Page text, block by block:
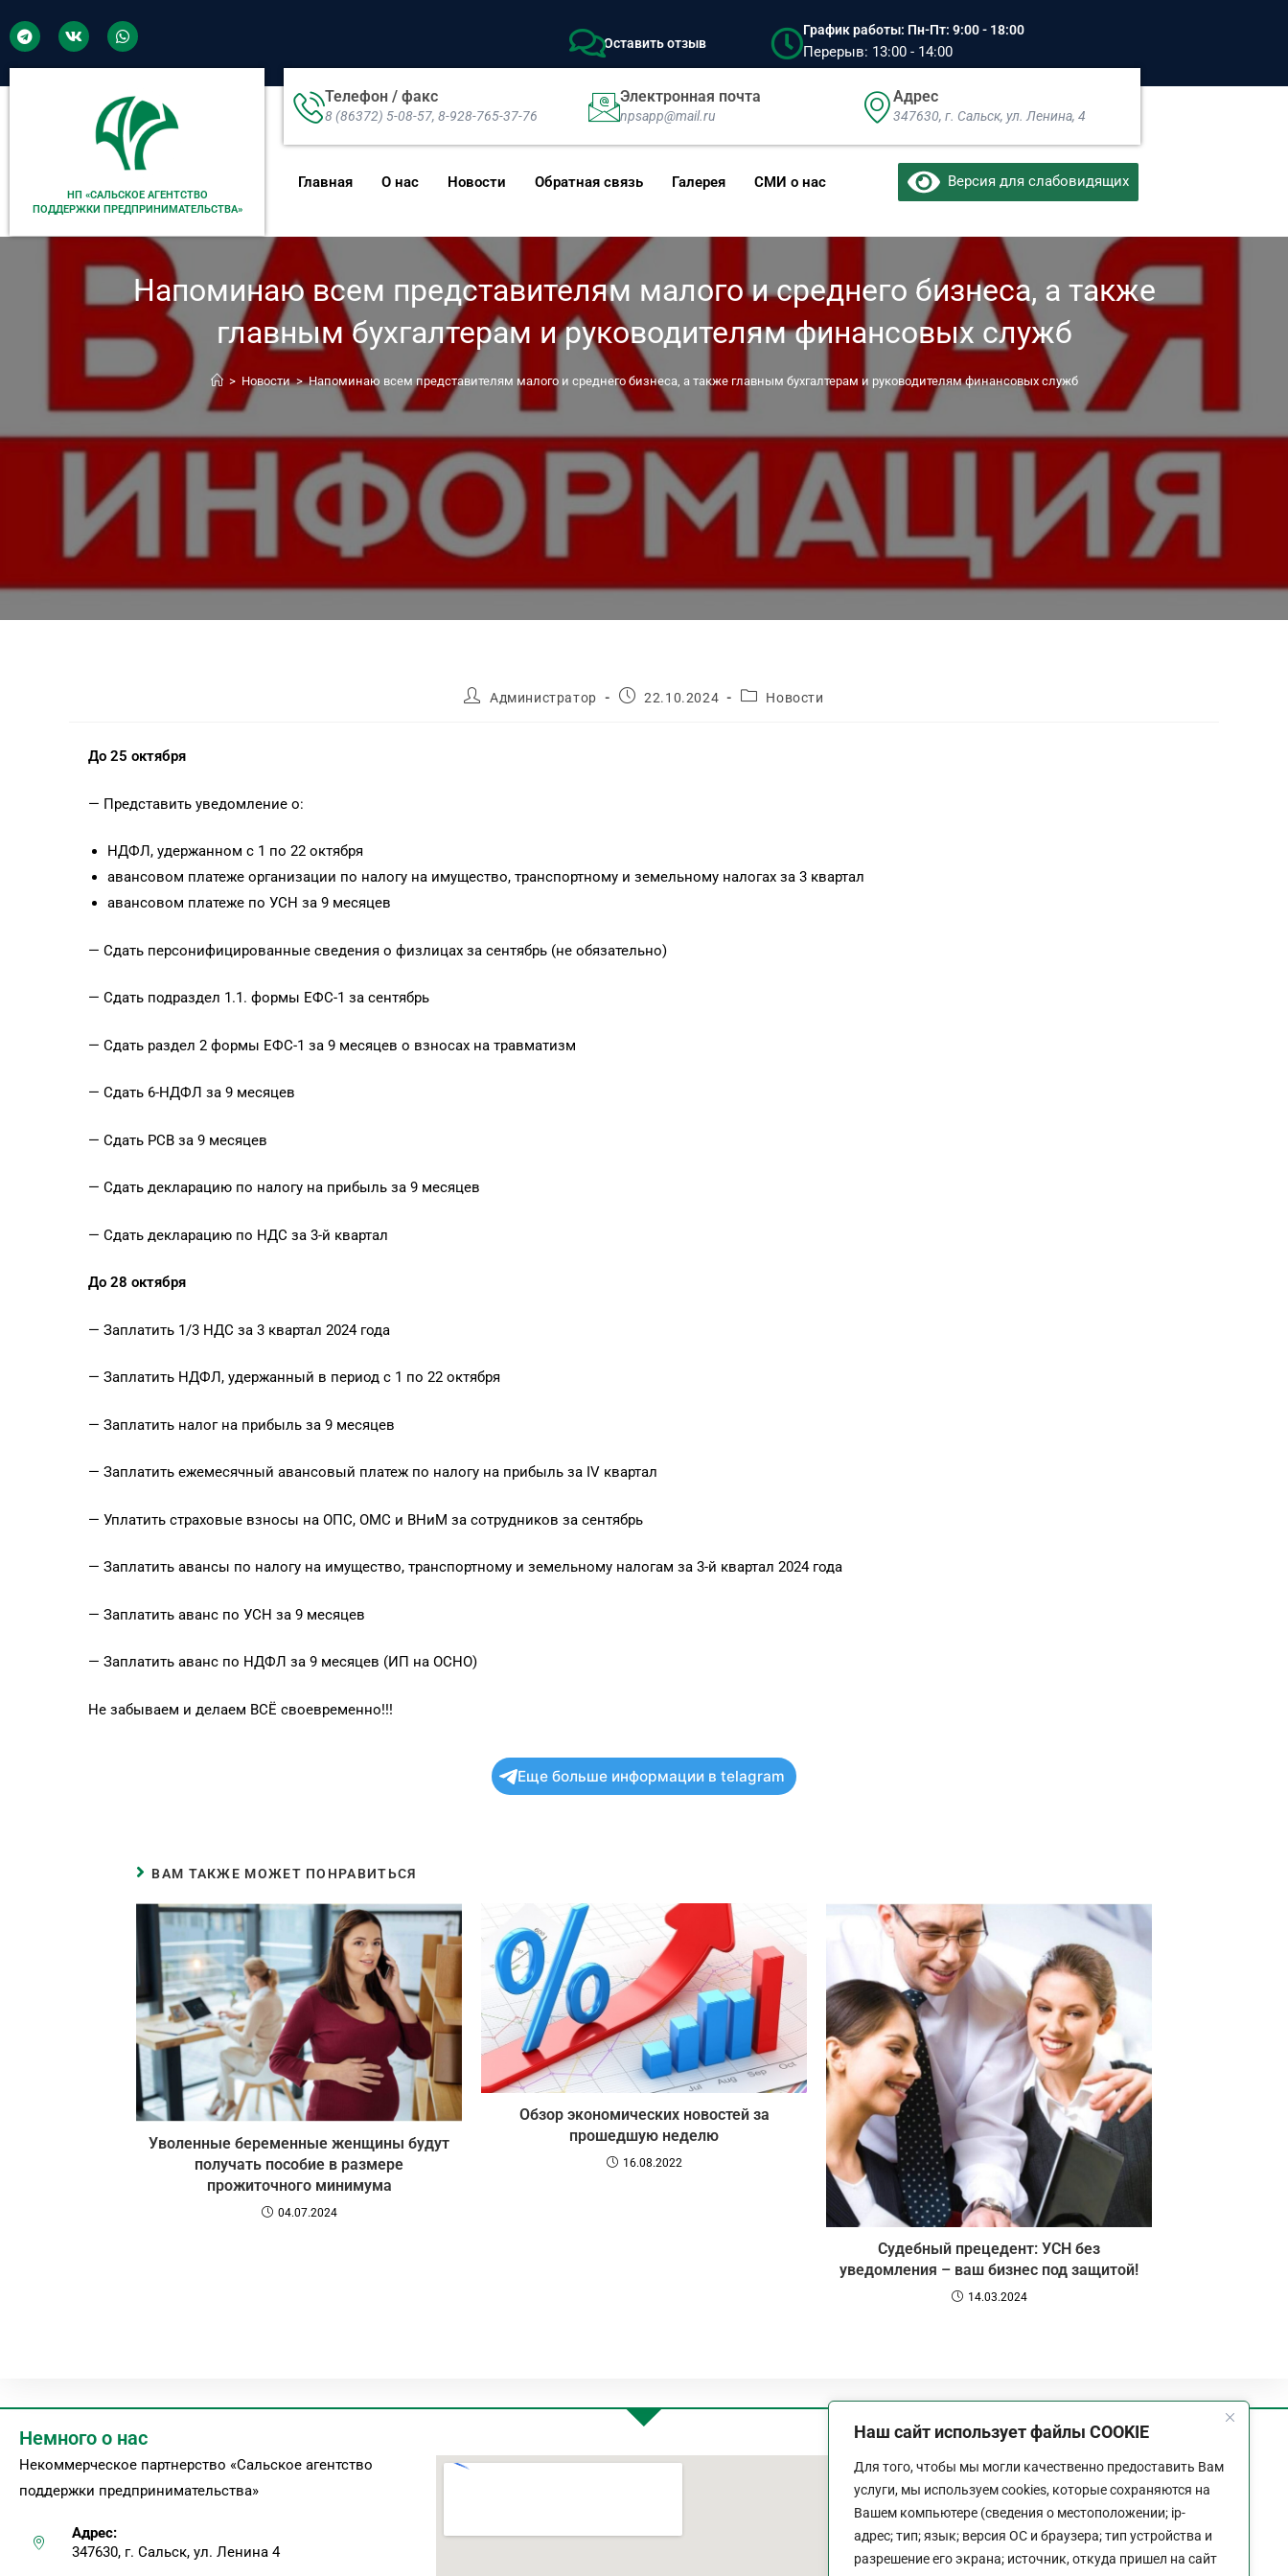
Наш сайт использует файлы COOKIE
Для того, чтобы мы могли качественно предоставить Вам
услуги, мы используем cookies, которые сохраняются на
Вашем компьютере (сведения о местоположении; ip-
адрес; тип; язык; версия ОС и браузера; тип устройства и
разрешение его экрана; источник, откуда пришел на сайт
Оставить отзыв
График работы: Пн-Пт: 9:00 - 18:00
Перерыв: 13:00 - 14:00
НП «САЛЬСКОЕ АГЕНТСТВО
ПОДДЕРЖКИ ПРЕДПРИНИМАТЕЛЬСТВА»
Телефон / факс
8 (86372) 5-08-57, 8-928-765-37-76
Электронная почта
npsapp@mail.ru
Адрес
347630, г. Сальск, ул. Ленина, 4​
Главная О нас Новости Обратная связь Галерея СМИ о нас Версия для слабовидящих
Напоминаю всем представителям малого и среднего бизнеса, а также
главным бухгалтерам и руководителям финансовых служб
> Новости > Напоминаю всем представителям малого и среднего бизнеса, а также главным бухгалтерам и руководителям финансовых служб
Администратор 22.10.2024 Новости
До 25 октября
— Представить уведомление о:
НДФЛ, удержанном с 1 по 22 октября
авансовом платеже организации по налогу на имущество, транспортному и земельному налогах за 3 квартал
авансовом платеже по УСН за 9 месяцев
— Сдать персонифицированные сведения о физлицах за сентябрь (не обязательно)
— Сдать подраздел 1.1. формы ЕФС-1 за сентябрь
— Сдать раздел 2 формы ЕФС-1 за 9 месяцев о взносах на травматизм
— Сдать 6-НДФЛ за 9 месяцев
— Сдать РСВ за 9 месяцев
— Сдать декларацию по налогу на прибыль за 9 месяцев
— Сдать декларацию по НДС за 3-й квартал
До 28 октября
— Заплатить 1/3 НДС за 3 квартал 2024 года
— Заплатить НДФЛ, удержанный в период с 1 по 22 октября
— Заплатить налог на прибыль за 9 месяцев
— Заплатить ежемесячный авансовый платеж по налогу на прибыль за IV квартал
— Уплатить страховые взносы на ОПС, ОМС и ВНиМ за сотрудников за сентябрь
— Заплатить авансы по налогу на имущество, транспортному и земельному налогам за 3-й квартал 2024 года
— Заплатить аванс по УСН за 9 месяцев
— Заплатить аванс по НДФЛ за 9 месяцев (ИП на ОСНО)
Не забываем и делаем ВСЁ своевременно!!!
Еще больше информации в telagram
ВАМ ТАКЖЕ МОЖЕТ ПОНРАВИТЬСЯ
Уволенные беременные женщины будут
получать пособие в размере
прожиточного минимума
04.07.2024
Обзор экономических новостей за
прошедшую неделю
16.08.2022
Судебный прецедент: УСН без
уведомления – ваш бизнес под защитой!
14.03.2024
Немного о нас
Некоммерческое партнерство «Сальское агентство
поддержки предпринимательства»
Адрес:
347630, г. Сальск, ул. Ленина 4
График работы
9:00 - 18:00
Выходной:Сб - Вс